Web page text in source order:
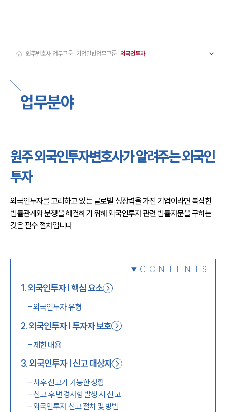
서울·춘천·원주변호사
원주형사전문변호사
원주이혼전문변호사
원주학교폭력변호사
원주변호사 주요 업무사례
원주 분사무소 오시는 길
원주변호사상담 상담접수
채용정보
원주변호사 업무그룹 기업일반업무그룹
업무분야
원주 외국인투자변호사가 알려주는 외국인
투자
외국인투자를 고려하고 있는 글로벌 성장력을 가진 기업이라면 복잡한
법률관계와 분쟁을 해결하기 위해 외국인투자 관련 법률자문을 구하는
것은 필수 절차입니다.
CONTENTS
1.외국인투자 | 핵심 요소
-외국인투자 유형
2.외국인투자 | 투자자 보호
- 제한 내용
3.외국인투자 | 신고 대상자
-사후 신고가 가능한 상황
-신고 후 변경사항 발생 시 신고
-외국인투자 신고 절차 및 방법